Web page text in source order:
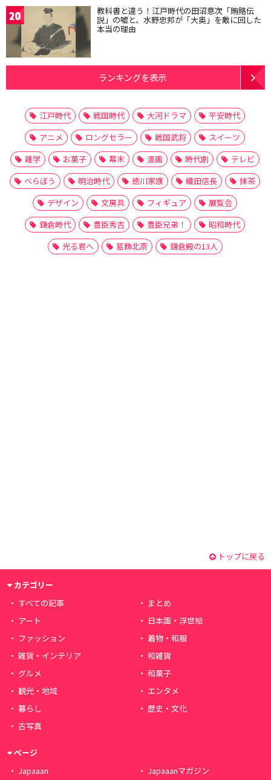
20 教科書と違う！江戸時代の田沼意次「賄賂伝
説」の嘘と、水野忠邦が「大奥」を敵に回した
本当の理由
ランキングを表示
江戸時代 戦国時代 大河ドラマ
平安時代
アニメ
ロングセラー 戦国武将
スイーツ
雑学
お菓子 幕末 漫画 時代劇
テレビ
べらぼう
明治時代 徳川家康 織田信長
抹茶
デザイン
文房具 フィギュア
展覧会
鎌倉時代
豊臣秀吉 豊臣兄弟！
昭和時代
光る君へ
葛飾北斎 鎌倉殿の13人
トップに戻る
カテゴリー
すべての記事
まとめ
アート
日本画・浮世絵
ファッション
着物・和服
雑貨・インテリア
和雑貨
グルメ
和菓子
観光・地域
エンタメ
暮らし
歴史・文化
古写真
ページ
Japaaan
Japaaanマガジン